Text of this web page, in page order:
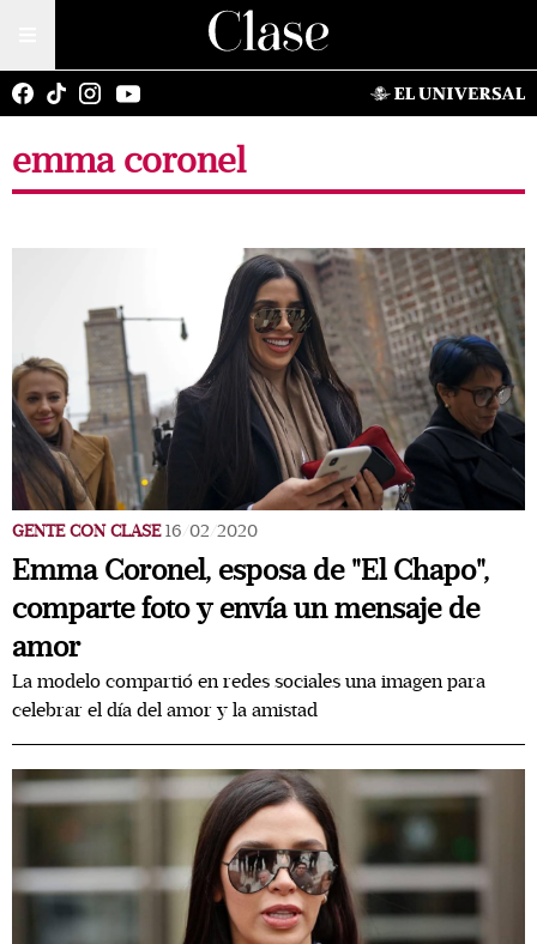
emma coronel
GENTE CON CLASE 16/02/2020
Emma Coronel, esposa de "El Chapo",
comparte foto y envía un mensaje de
amor
La modelo compartió en redes sociales una imagen para
celebrar el día del amor y la amistad